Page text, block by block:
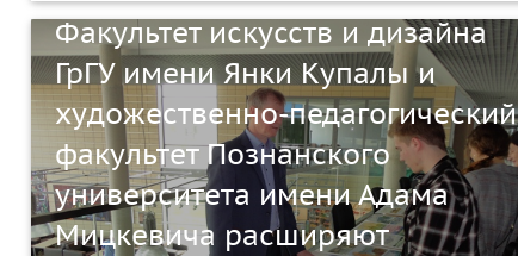
Факультет искусств и дизайна
ГрГУ имени Янки Купалы и
художественно-педагогический
факультет Познанского
университета имени Адама
Мицкевича расширяют